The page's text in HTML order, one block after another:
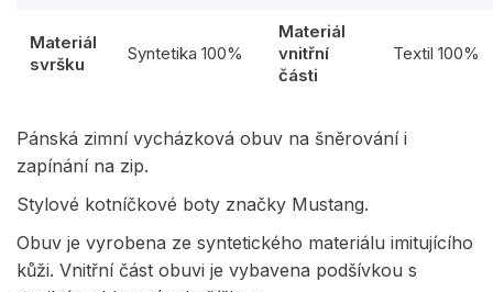
Materiál
svršku
Syntetika 100%
Materiál
vnitřní
části
Textil 100%
Pánská zimní vycházková obuv na šněrování i
zapínání na zip.
Stylové kotníčkové boty značky Mustang.
Obuv je vyrobena ze syntetického materiálu imitujícího
kůži. Vnitřní část obuvi je vybavena podšívkou s